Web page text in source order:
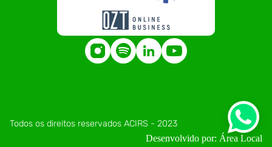
Todos os direitos reservados ACIRS - 2023
Desenvolvido por: Área Local